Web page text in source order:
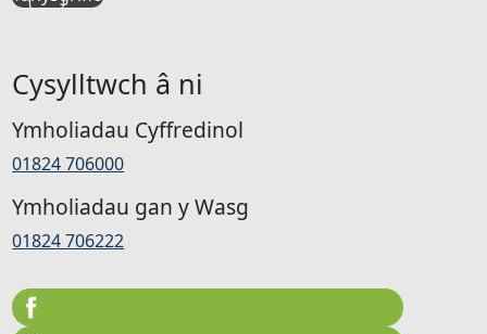
Cysylltwch â ni
Ymholiadau Cyffredinol
01824 706000
Ymholiadau gan y Wasg
01824 706222